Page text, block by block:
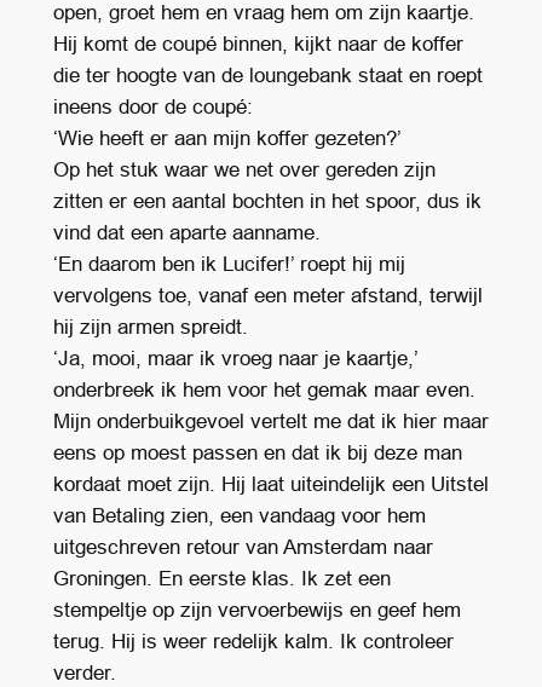
open, groet hem en vraag hem om zijn kaartje.
Hij komt de coupé binnen, kijkt naar de koffer
die ter hoogte van de loungebank staat en roept
ineens door de coupé:
‘Wie heeft er aan mijn koffer gezeten?’
Op het stuk waar we net over gereden zijn
zitten er een aantal bochten in het spoor, dus ik
vind dat een aparte aanname.
‘En daarom ben ik Lucifer!’ roept hij mij
vervolgens toe, vanaf een meter afstand, terwijl
hij zijn armen spreidt.
‘Ja, mooi, maar ik vroeg naar je kaartje,’
onderbreek ik hem voor het gemak maar even.
Mijn onderbuikgevoel vertelt me dat ik hier maar
eens op moest passen en dat ik bij deze man
kordaat moet zijn. Hij laat uiteindelijk een Uitstel
van Betaling zien, een vandaag voor hem
uitgeschreven retour van Amsterdam naar
Groningen. En eerste klas. Ik zet een
stempeltje op zijn vervoerbewijs en geef hem
terug. Hij is weer redelijk kalm. Ik controleer
verder.